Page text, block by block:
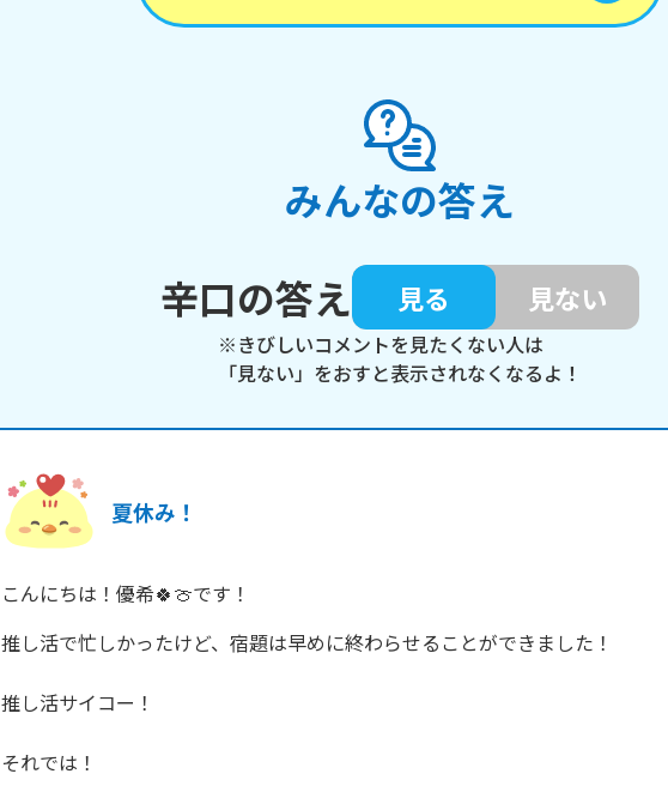
みんなの答え
辛口の答え
見る 見ない
※きびしいコメントを見たくない人は
「見ない」をおすと表示されなくなるよ！
夏休み！
こんにちは！優希🍀🍈です！
推し活で忙しかったけど、宿題は早めに終わらせることができました！
推し活サイコー！
それでは！